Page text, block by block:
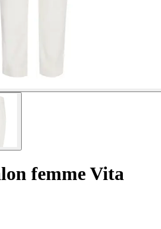
femme Vita